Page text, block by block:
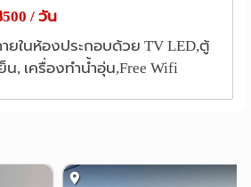
/ วัน
ยในห้องประกอบด้วย TV LED,ตู้
น, เครื่องทำน้ำอุ่น,Free Wifi